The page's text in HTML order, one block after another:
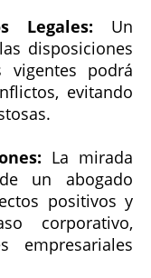
Legales: Un
disposiciones
vigentes podrá
evitando
La mirada
un abogado
positivos y
corporativo,
empresariales